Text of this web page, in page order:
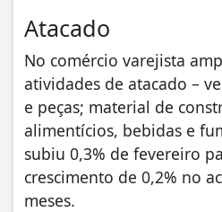
Atacado
No comércio varejista
atividades de atacado –
e peças; material de
alimentícios, bebidas e
subiu 0,3% de fevereiro
crescimento de 0,2% no
meses.